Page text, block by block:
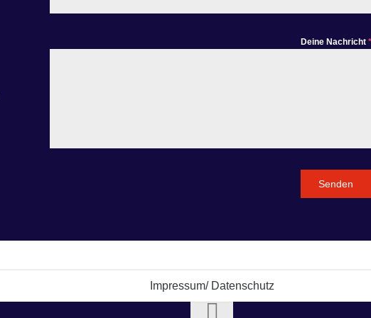
Deine Nachricht *
Senden
Impressum/ Datenschutz